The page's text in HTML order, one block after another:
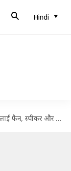
Hindi
लाइट्स वाला फेस मास्क; हजारों में कीमत